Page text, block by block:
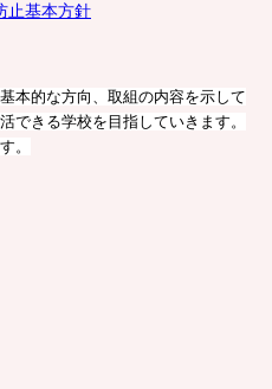
止基本方針
本的な方向、取組の内容を示して
できる学校を目指していきます。
。